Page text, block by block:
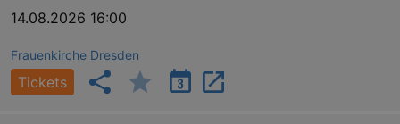
14.08.2026 16:00
Frauenkirche Dresden
Tickets